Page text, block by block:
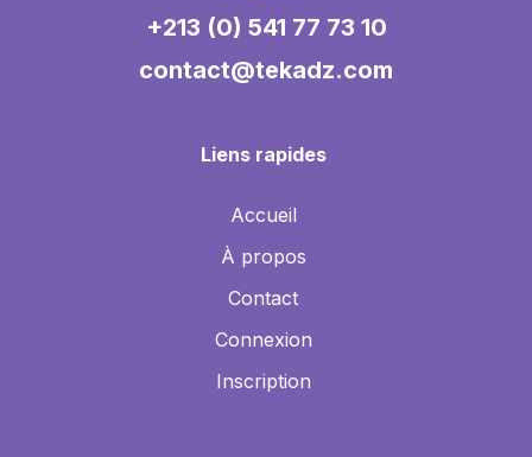
+213 (0) 541 77 73 10
contact@tekadz.com
Liens rapides
Accueil
À propos
Contact
Connexion
Inscription